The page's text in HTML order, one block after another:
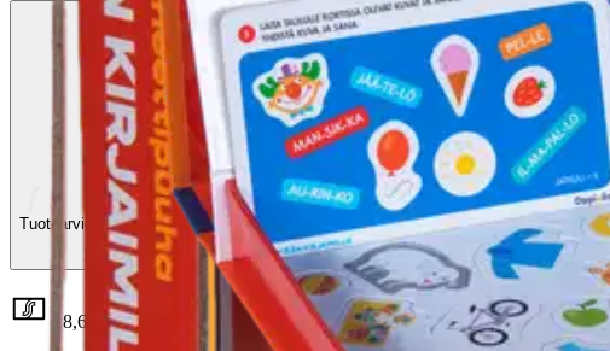
Tuotearvioiden keskiarvo 4,5/5
(2)arviota
18,66 €